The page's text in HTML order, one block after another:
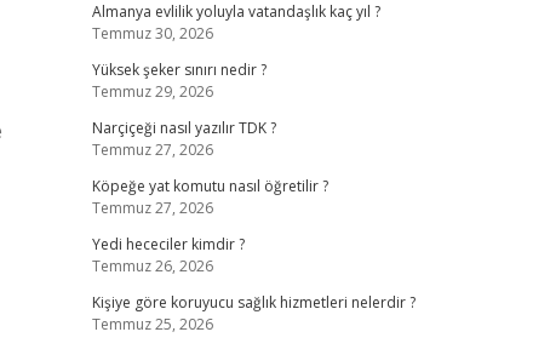
Almanya evlilik yoluyla vatandaşlık kaç yıl ?
Temmuz 30, 2026
Yüksek şeker sınırı nedir ?
Temmuz 29, 2026
Narçiçeği nasıl yazılır TDK ?
Temmuz 27, 2026
Köpeğe yat komutu nasıl öğretilir ?
Temmuz 27, 2026
Yedi hececiler kimdir ?
Temmuz 26, 2026
Kişiye göre koruyucu sağlık hizmetleri nelerdir ?
Temmuz 25, 2026